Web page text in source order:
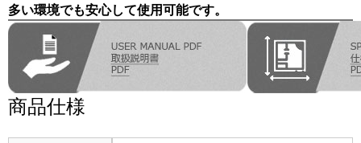
多い環境でも安心して使用可能です。
商品仕様